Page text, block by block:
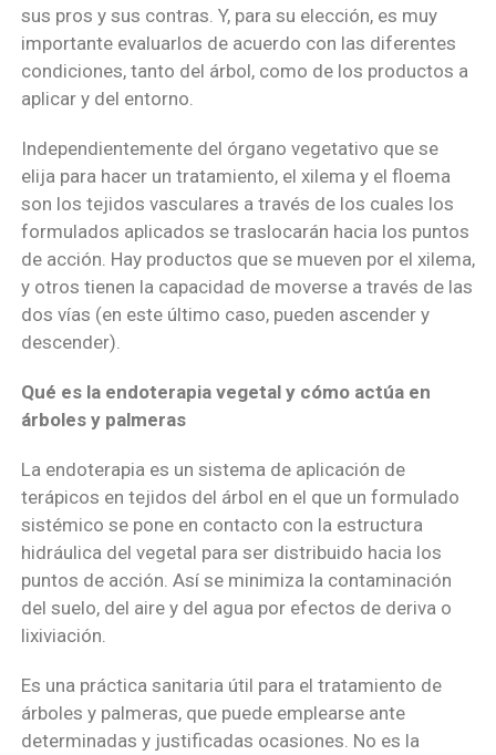
sus pros y sus contras. Y, para su elección, es muy
importante evaluarlos de acuerdo con las diferentes
condiciones, tanto del árbol, como de los productos a
aplicar y del entorno.
Independientemente del órgano vegetativo que se
elija para hacer un tratamiento, el xilema y el floema
son los tejidos vasculares a través de los cuales los
formulados aplicados se traslocarán hacia los puntos
de acción. Hay productos que se mueven por el xilema,
y otros tienen la capacidad de moverse a través de las
dos vías (en este último caso, pueden ascender y
descender).
Qué es la endoterapia vegetal y cómo actúa en
árboles y palmeras
La endoterapia es un sistema de aplicación de
terápicos en tejidos del árbol en el que un formulado
sistémico se pone en contacto con la estructura
hidráulica del vegetal para ser distribuido hacia los
puntos de acción. Así se minimiza la contaminación
del suelo, del aire y del agua por efectos de deriva o
lixiviación.
Es una práctica sanitaria útil para el tratamiento de
árboles y palmeras, que puede emplearse ante
determinadas y justificadas ocasiones. No es la